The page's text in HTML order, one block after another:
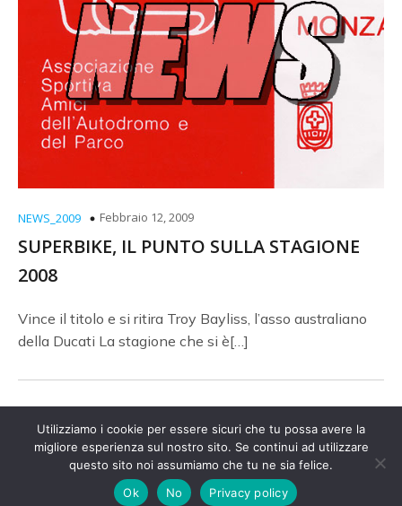
NEWS_2009 Febbraio 12, 2009
SUPERBIKE, IL PUNTO SULLA STAGIONE
2008
Vince il titolo e si ritira Troy Bayliss, l’asso australiano
della Ducati La stagione che si è[…]
© 2026 Amici Autodromo. Created with
using
WordPress andKubio
Utilizziamo i cookie per essere sicuri che tu possa avere la
migliore esperienza sul nostro sito. Se continui ad utilizzare
questo sito noi assumiamo che tu ne sia felice.
Ok
No Privacy policy